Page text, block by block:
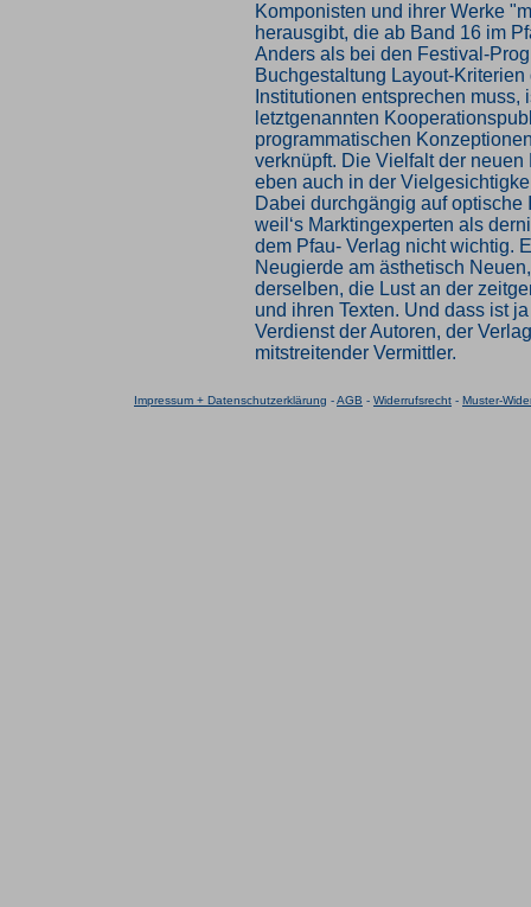
Komponisten und ihrer Werke
herausgibt, die ab Band 16 im
Anders als bei den Festival-
Buchgestaltung Layout-
Institutionen entsprechen muss,
letztgenannten
programmatischen
verknüpft. Die Vielfalt der
eben auch in der
Dabei durchgängig auf optische
weil‘s Marktingexperten als
dem Pfau- Verlag nicht wichtig.
Neugierde am ästhetisch
derselben, die Lust an der
und ihren Texten. Und dass ist
Verdienst der Autoren, der
mitstreitender Vermittler.
Impressum + Datenschutzerklärung -AGB - Widerrufsrecht - Muster-